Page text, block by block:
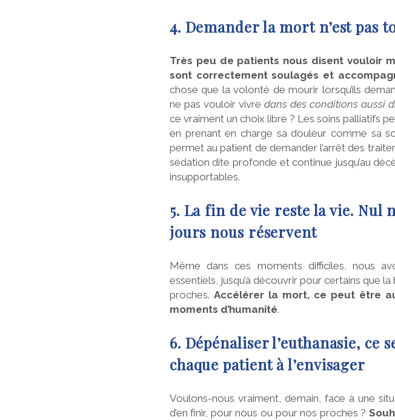
4. Demander la mort n’est
Très peu de patients nous disent vouloir
sont correctement soulagés et
chose que la volonté de mourir lorsqu’ils
ne pas vouloir vivre dans des conditions aussi
ce vraiment un choix libre ? Les soins palliatifs
en prenant en charge sa douleur comme sa
permet au patient de demander l’arrêt des
sédation dite profonde et continue jusqu’au
insupportables.
5. La fin de vie reste la vie. Nul
jours nous réservent
Même dans ces moments difficiles, nous
essentiels, jusqu’à découvrir pour certains que
proches. Accélérer la mort, ce peut être
moments d’humanité.
6. Dépénaliser l’euthanasie,
chaque patient à l’envisager
Voulons-nous vraiment, demain, face à une
d’en finir, pour nous ou pour nos proches ?